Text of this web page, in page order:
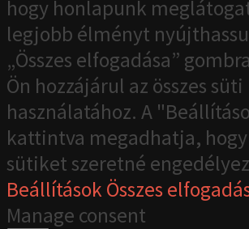
hogy honlapunk
legjobb élményt
„Összes elfogadása”
Ön hozzájárul az összes süti
használatához. A
kattintva megadhatja,
sütiket szeretné
BeállításokÖsszes
Manage consent